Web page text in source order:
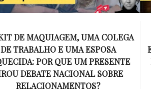
APÓS O SUCESSO DE EU VOU TE
ENCONTRAR, NETFLIX ANUNCIA SÉRIE
DE MYRON BOLITAR, O PERSONAGEM
MAIS ICÔNICO DE HARLAN COBEN